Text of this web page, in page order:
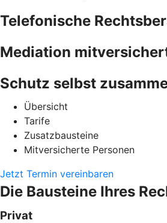
Telefonische
Mediation
Schutz selbst
Übersicht
Tarife
Zusatzbausteine
Mitversicherte Personen
Jetzt Termin vereinbaren
Die Bausteine Ihres
Privat